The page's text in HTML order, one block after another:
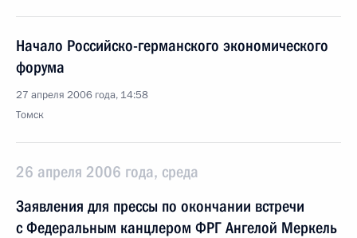
Начало Российско-германского экономического
форума
27 апреля 2006 года, 14:58
Томск
26 апреля 2006 года, среда
Заявления для прессы по окончании встречи
с Федеральным канцлером ФРГ Ангелой Меркель